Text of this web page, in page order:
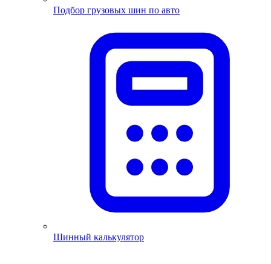
Подбор грузовых шин по авто
Шинный калькулятор